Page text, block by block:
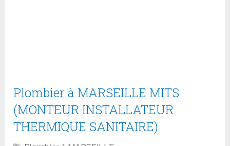
Plombier à MARSEILLE MITS
(MONTEUR INSTALLATEUR
THERMIQUE SANITAIRE)